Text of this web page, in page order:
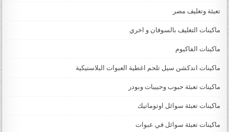
تعبئة وتغليف مصر
ماكينات التغليف بالسوفان و اخري
ماكينات الفاكيوم
ماكينات اندكشن سيل تلحم اغطية العبوات البلاستيكية
ماكينات تعبئة حبوب وحبيبات وبودر
ماكينات تعبئة سوائل اوتوماتيك
ماكينات تعبئة سوائل في عبوات